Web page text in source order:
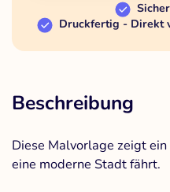
Druckfertig - Direkt
Beschreibung
Diese Malvorlage zeigt
eine moderne Stadt fährt.